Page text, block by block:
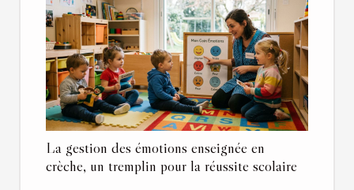
La gestion des émotions enseignée en
crèche, un tremplin pour la réussite scolaire